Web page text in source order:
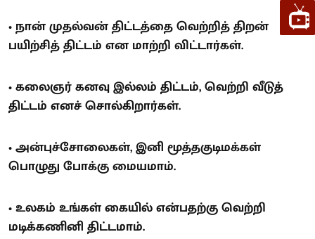
• நான் முதல்வன் திட்டத்தை வெற்றித் திறன்
பயிற்சித் திட்டம் என மாற்றி விட்டார்கள்.
• கலைஞர் கனவு இல்லம் திட்டம், வெற்றி வீடுத்
திட்டம் எனச் சொல்கிறார்கள்.
• அன்புச்சோலைகள், இனி மூத்தகுடிமக்கள்
பொழுது போக்கு மையமாம்.
• உலகம் உங்கள் கையில் என்பதற்கு வெற்றி
மடிக்கணினி திட்டமாம்.